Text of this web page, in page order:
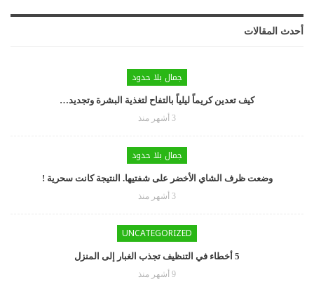
أحدث المقالات
جمال بلا حدود
كيف تعدين كريماً ليلياً بالتفاح لتغذية البشرة وتجديد…
3 أشهر منذ
جمال بلا حدود
وضعت ظرف الشاي الأخضر على شفتيها. النتيجة كانت سحرية !
3 أشهر منذ
UNCATEGORIZED
5 أخطاء في التنظيف تجذب الغبار إلى المنزل
9 أشهر منذ